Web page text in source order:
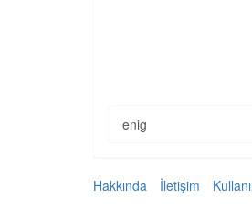
enig
Hakkında İletişim